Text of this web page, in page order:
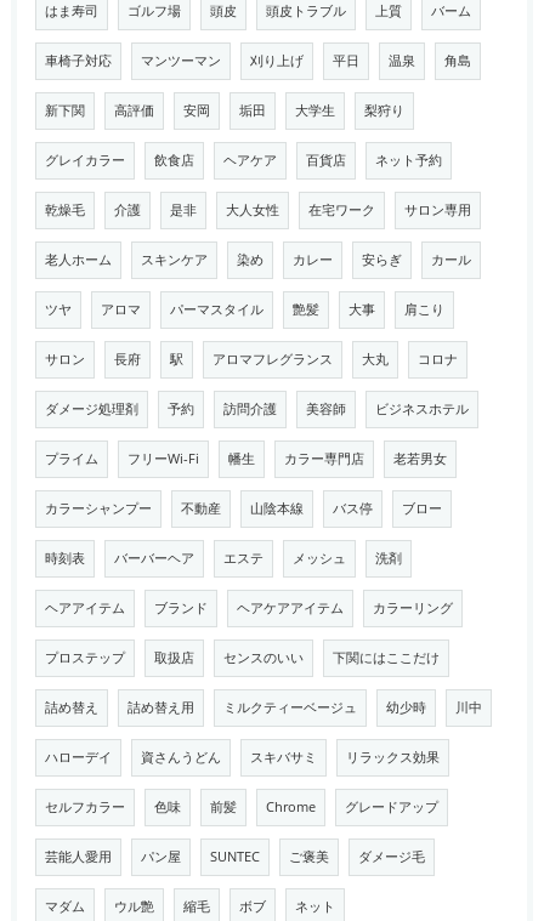
はま寿司 ゴルフ場 頭皮 頭皮トラブル 上質 バーム
車椅子対応 マンツーマン 刈り上げ 平日 温泉 角島
新下関 高評価 安岡 垢田 大学生 梨狩り
グレイカラー 飲食店 ヘアケア 百貨店 ネット予約
乾燥毛 介護 是非 大人女性 在宅ワーク サロン専用
老人ホーム スキンケア 染め カレー 安らぎ カール
ツヤ アロマ パーマスタイル 艶髪 大事 肩こり
サロン 長府 駅 アロマフレグランス 大丸 コロナ
ダメージ処理剤 予約 訪問介護 美容師 ビジネスホテル
プライム フリーWi-Fi 幡生 カラー専門店 老若男女
カラーシャンプー 不動産 山陰本線 バス停 ブロー
時刻表 バーバーヘア エステ メッシュ 洗剤
ヘアアイテム ブランド ヘアケアアイテム カラーリング
プロステップ 取扱店 センスのいい 下関にはここだけ
詰め替え 詰め替え用 ミルクティーベージュ 幼少時 川中
ハローデイ 資さんうどん スキバサミ リラックス効果
セルフカラー 色味 前髪 Chrome グレードアップ
芸能人愛用 パン屋 SUNTEC ご褒美 ダメージ毛
マダム ウル艶 縮毛 ボブ ネット